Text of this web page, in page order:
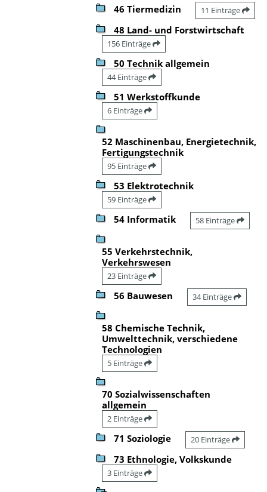
46 Tiermedizin 11 Einträge
48 Land- und Forstwirtschaft
156 Einträge
50 Technik allgemein
44 Einträge
51 Werkstoffkunde
6 Einträge
52 Maschinenbau, Energietechnik,
Fertigungstechnik
95 Einträge
53 Elektrotechnik
59 Einträge
54 Informatik 58 Einträge
55 Verkehrstechnik,
Verkehrswesen
23 Einträge
56 Bauwesen 34 Einträge
58 Chemische Technik,
Umwelttechnik, verschiedene
Technologien
5 Einträge
70 Sozialwissenschaften
allgemein
2 Einträge
71 Soziologie 20 Einträge
73 Ethnologie, Volkskunde
3 Einträge